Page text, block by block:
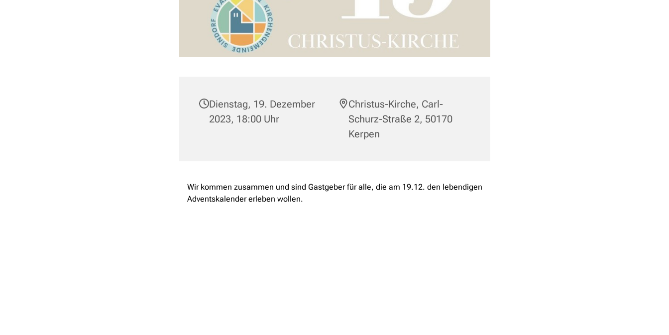
Dienstag, 19. Dezember
2023, 18:00 Uhr
Christus-Kirche, Carl-
Schurz-Straße 2, 50170
Kerpen
Wir kommen zusammen und sind Gastgeber für alle, die am 19.12. den lebendigen
Adventskalender erleben wollen.